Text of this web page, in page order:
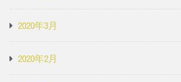
2020年3月
2020年2月